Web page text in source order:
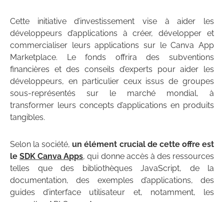
Cette initiative d’investissement vise à aider les
développeurs d’applications à créer, développer et
commercialiser leurs applications sur le Canva App
Marketplace. Le fonds offrira des subventions
financières et des conseils d’experts pour aider les
développeurs, en particulier ceux issus de groupes
sous-représentés sur le marché mondial, à
transformer leurs concepts d’applications en produits
tangibles.
Selon la société, un élément crucial de cette offre est
leSDK Canva Apps, qui donne accès à des ressources
telles que des bibliothèques JavaScript, de la
documentation, des exemples d’applications, des
guides d’interface utilisateur et, notamment, les